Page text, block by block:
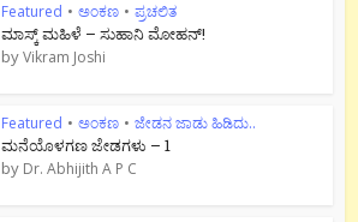
Featured • ಅಂಕಣ • ಪ್ರಚಲಿತ
ಮಾಸ್ಕ್ ಮಹಿಳೆ – ಸುಹಾನಿ ಮೋಹನ್!
byVikram Joshi
Featured • ಅಂಕಣ • ಜೇಡನ ಜಾಡು ಹಿಡಿದು..
ಮನೆಯೊಳಗಣ ಜೇಡಗಳು – 1
by Dr. Abhijith A P C